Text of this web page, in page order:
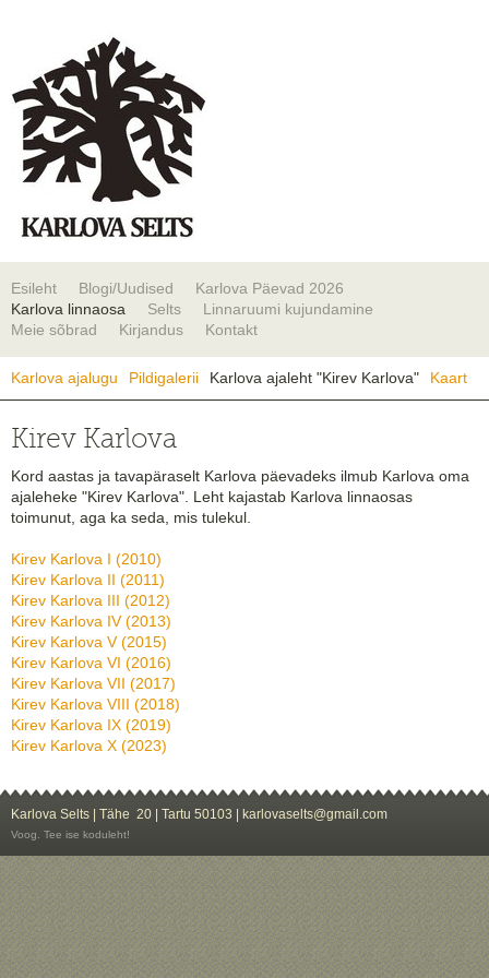
Esileht Blogi/Uudised
Karlova Päevad 2026
Karlova linnaosa
Selts
Linnaruumi kujundamine
Meie sõbrad
Kirjandus Kontakt
Karlova ajalugu Pildigalerii Karlova ajaleht "Kirev Karlova" Kaart
Kirev Karlova
Kord aastas ja tavapäraselt Karlova päevadeks ilmub Karlova oma
ajaleheke "Kirev Karlova". Leht kajastab Karlova linnaosas
toimunut, aga ka seda, mis tulekul.
Kirev Karlova I (2010)
Kirev Karlova II (2011)
Kirev Karlova III (2012)
Kirev Karlova IV (2013)
Kirev Karlova V (2015)
Kirev Karlova VI (2016)
Kirev Karlova VII (2017)
Kirev Karlova VIII (2018)
Kirev Karlova IX (2019)
Kirev Karlova X (2023)
Karlova Selts | Tähe 20 | Tartu 50103 | karlovaselts@gmail.com
Voog. Tee ise koduleht!